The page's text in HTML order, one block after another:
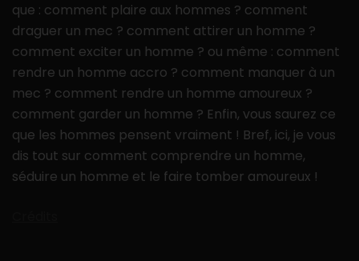
que : comment plaire aux hommes ? comment
draguer un mec ? comment attirer un homme ?
comment exciter un homme ? ou même : comment
rendre un homme accro ? comment manquer à un
mec ? comment rendre un homme amoureux ?
comment garder un homme ? Enfin, vous saurez ce
que les hommes pensent vraiment ! Bref, ici, je vous
dis tout sur comment comprendre un homme,
séduire un homme et le faire tomber amoureux !